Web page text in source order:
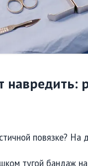
навредить:
повязке? На
тугой бандаж